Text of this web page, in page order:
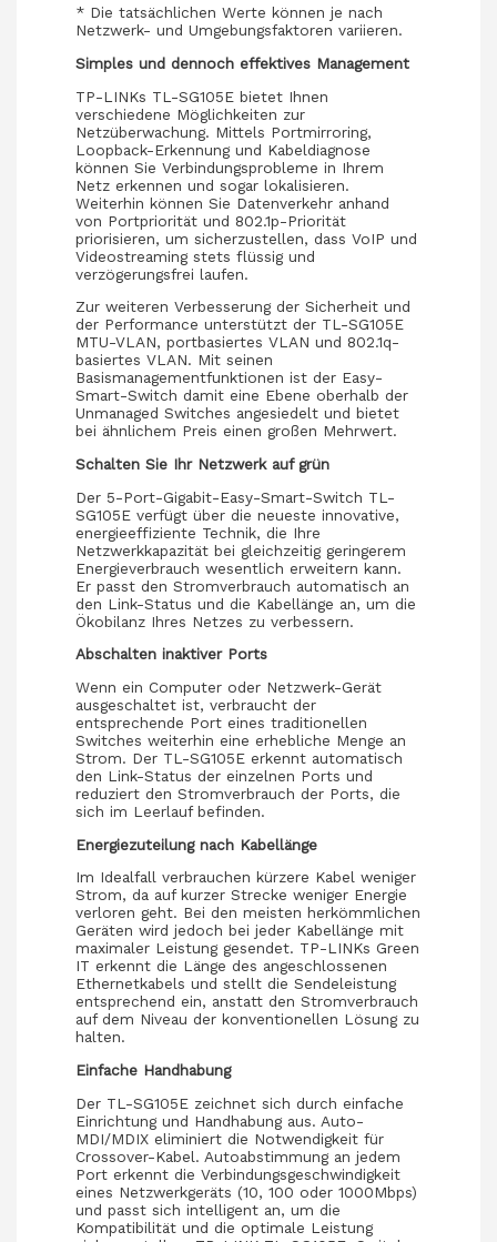
* Die tatsächlichen Werte können je nach
Netzwerk- und Umgebungsfaktoren variieren.
Simples und dennoch effektives Management
TP-LINKs TL-SG105E bietet Ihnen
verschiedene Möglichkeiten zur
Netzüberwachung. Mittels Portmirroring,
Loopback-Erkennung und Kabeldiagnose
können Sie Verbindungsprobleme in Ihrem
Netz erkennen und sogar lokalisieren.
Weiterhin können Sie Datenverkehr anhand
von Portpriorität und 802.1p-Priorität
priorisieren, um sicherzustellen, dass VoIP und
Videostreaming stets flüssig und
verzögerungsfrei laufen.
Zur weiteren Verbesserung der Sicherheit und
der Performance unterstützt der TL-SG105E
MTU-VLAN, portbasiertes VLAN und 802.1q-
basiertes VLAN. Mit seinen
Basismanagementfunktionen ist der Easy-
Smart-Switch damit eine Ebene oberhalb der
Unmanaged Switches angesiedelt und bietet
bei ähnlichem Preis einen großen Mehrwert.
Schalten Sie Ihr Netzwerk auf grün
Der 5-Port-Gigabit-Easy-Smart-Switch TL-
SG105E verfügt über die neueste innovative,
energieeffiziente Technik, die Ihre
Netzwerkkapazität bei gleichzeitig geringerem
Energieverbrauch wesentlich erweitern kann.
Er passt den Stromverbrauch automatisch an
den Link-Status und die Kabellänge an, um die
Ökobilanz Ihres Netzes zu verbessern.
Abschalten inaktiver Ports
Wenn ein Computer oder Netzwerk-Gerät
ausgeschaltet ist, verbraucht der
entsprechende Port eines traditionellen
Switches weiterhin eine erhebliche Menge an
Strom. Der TL-SG105E erkennt automatisch
den Link-Status der einzelnen Ports und
reduziert den Stromverbrauch der Ports, die
sich im Leerlauf befinden.
Energiezuteilung nach Kabellänge
Im Idealfall verbrauchen kürzere Kabel weniger
Strom, da auf kurzer Strecke weniger Energie
verloren geht. Bei den meisten herkömmlichen
Geräten wird jedoch bei jeder Kabellänge mit
maximaler Leistung gesendet. TP-LINKs Green
IT erkennt die Länge des angeschlossenen
Ethernetkabels und stellt die Sendeleistung
entsprechend ein, anstatt den Stromverbrauch
auf dem Niveau der konventionellen Lösung zu
halten.
Einfache Handhabung
Der TL-SG105E zeichnet sich durch einfache
Einrichtung und Handhabung aus. Auto-
MDI/MDIX eliminiert die Notwendigkeit für
Crossover-Kabel. Autoabstimmung an jedem
Port erkennt die Verbindungsgeschwindigkeit
eines Netzwerkgeräts (10, 100 oder 1000Mbps)
und passt sich intelligent an, um die
Kompatibilität und die optimale Leistung